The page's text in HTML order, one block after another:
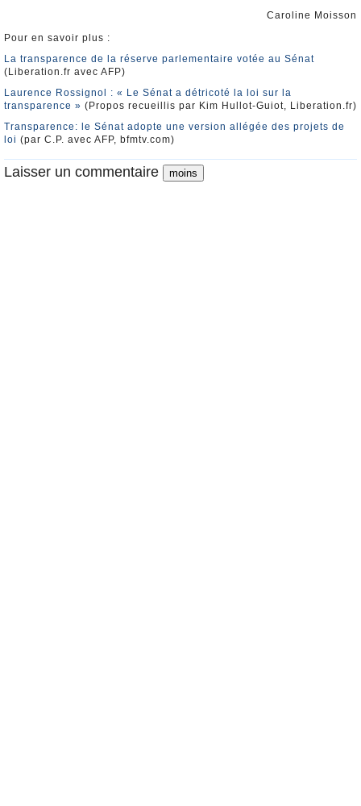
Caroline Moisson
Pour en savoir plus :
La transparence de la réserve parlementaire votée au Sénat
(Liberation.fr avec AFP)
Laurence Rossignol : « Le Sénat a détricoté la loi sur la
transparence » (Propos recueillis par Kim Hullot-Guiot, Liberation.fr)
Transparence: le Sénat adopte une version allégée des projets de
loi (par C.P. avec AFP, bfmtv.com)
Laisser un commentaire